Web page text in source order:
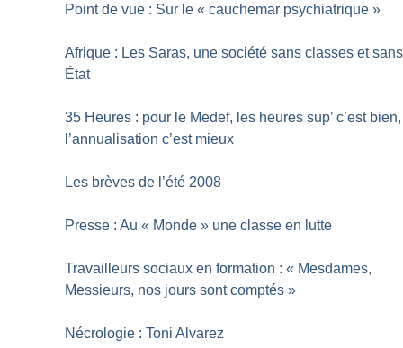
Point de vue : Sur le « cauchemar psychiatrique »
Afrique : Les Saras, une société sans classes et sans
État
35 Heures : pour le Medef, les heures sup’ c’est bien,
l’annualisation c’est mieux
Les brèves de l’été 2008
Presse : Au « Monde » une classe en lutte
Travailleurs sociaux en formation : « Mesdames,
Messieurs, nos jours sont comptés »
Nécrologie : Toni Alvarez